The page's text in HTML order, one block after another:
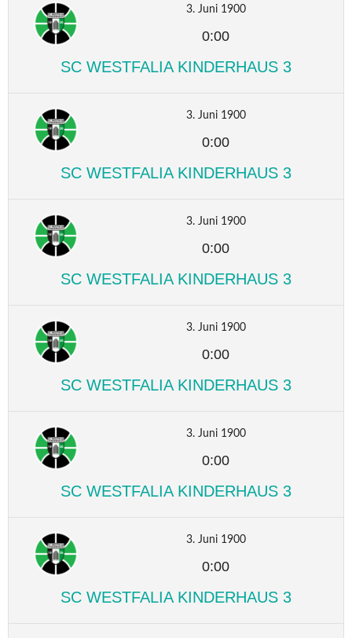
3. Juni 1900
0:00
SC WESTFALIA KINDERHAUS 3
3. Juni 1900
0:00
SC WESTFALIA KINDERHAUS 3
3. Juni 1900
0:00
SC WESTFALIA KINDERHAUS 3
3. Juni 1900
0:00
SC WESTFALIA KINDERHAUS 3
3. Juni 1900
0:00
SC WESTFALIA KINDERHAUS 3
3. Juni 1900
0:00
SC WESTFALIA KINDERHAUS 3